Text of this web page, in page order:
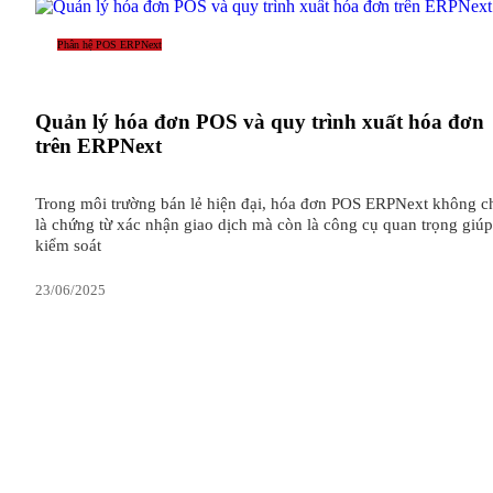
Phân hệ POS ERPNext
Quản lý hóa đơn POS và quy trình xuất hóa đơn
trên ERPNext
Trong môi trường bán lẻ hiện đại, hóa đơn POS ERPNext không
là chứng từ xác nhận giao dịch mà còn là công cụ quan trọng giúp
kiểm soát
23/06/2025